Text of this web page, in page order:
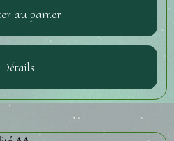
au panier
Détails